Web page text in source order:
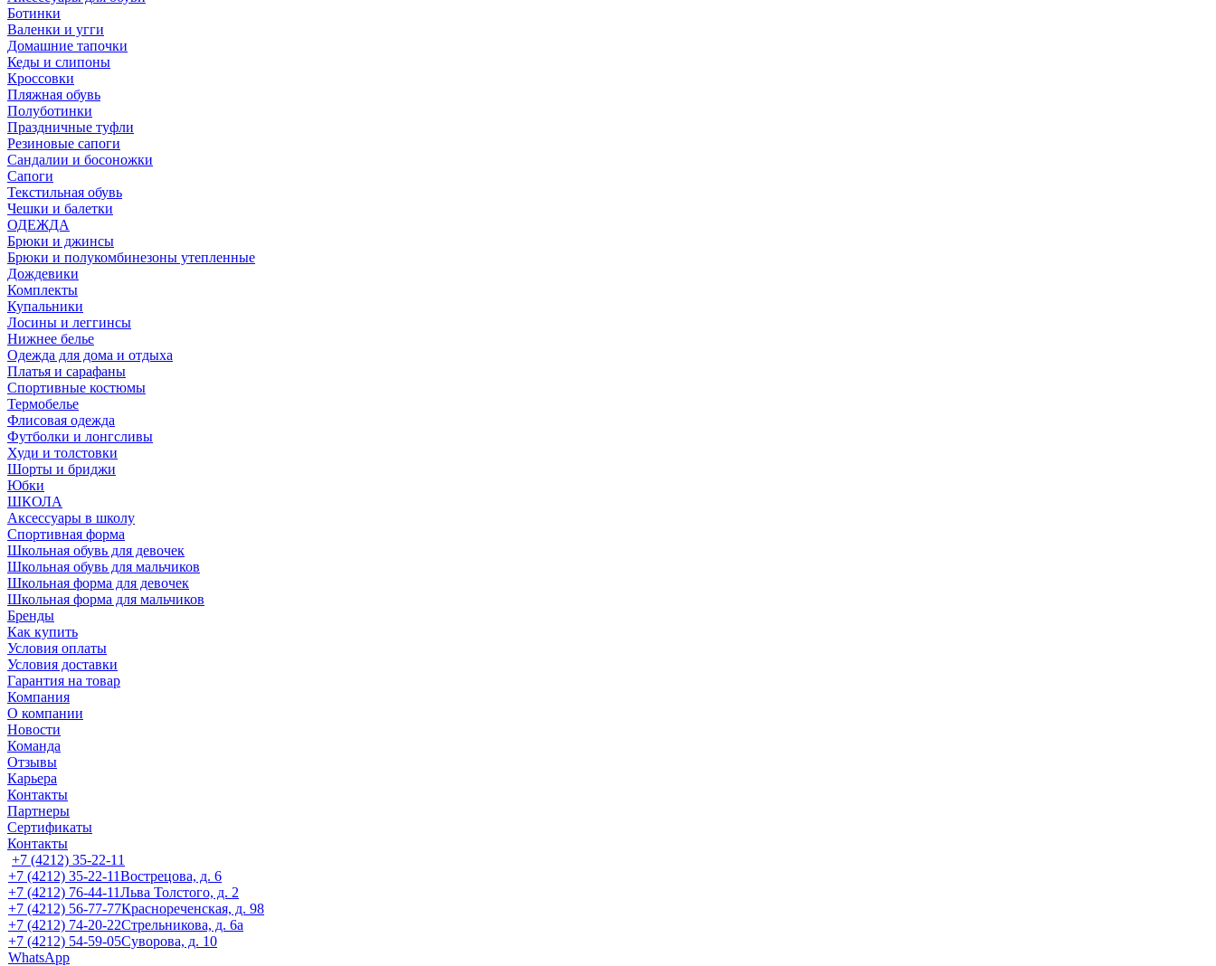
Ботинки
Валенки и угги
Домашние тапочки
Кеды и слипоны
Кроссовки
Пляжная обувь
Полуботинки
Праздничные туфли
Резиновые сапоги
Сандалии и босоножки
Сапоги
Текстильная обувь
Чешки и балетки
ОДЕЖДА
Брюки и джинсы
Брюки и полукомбинезоны утепленные
Дождевики
Комплекты
Купальники
Лосины и леггинсы
Нижнее белье
Одежда для дома и отдыха
Платья и сарафаны
Спортивные костюмы
Термобелье
Флисовая одежда
Футболки и лонгсливы
Худи и толстовки
Шорты и бриджи
Юбки
ШКОЛА
Аксессуары в школу
Спортивная форма
Школьная обувь для девочек
Школьная обувь для мальчиков
Школьная форма для девочек
Школьная форма для мальчиков
Бренды
Как купить
Условия оплаты
Условия доставки
Гарантия на товар
Компания
О компании
Новости
Команда
Отзывы
Карьера
Контакты
Партнеры
Сертификаты
Контакты
+7 (4212) 35-22-11
+7 (4212) 35-22-11Вострецова, д. 6
+7 (4212) 76-44-11Льва Толстого, д. 2
+7 (4212) 56-77-77Краснореченская, д. 98
+7 (4212) 74-20-22Стрельникова, д. 6а
+7 (4212) 54-59-05Суворова, д. 10
WhatsApp